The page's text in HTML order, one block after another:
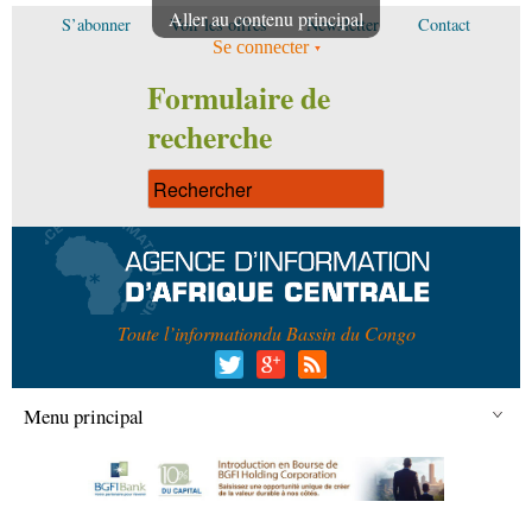
Aller au contenu principal
S’abonner Voir les offres Newsletter Contact
Se connecter
Formulaire de
recherche
Toute l’informationdu Bassin du Congo
Menu principal